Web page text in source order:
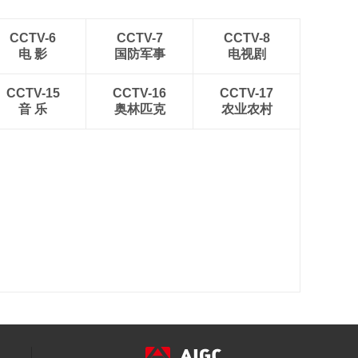
CCTV-6
电 影
CCTV-7
国防军事
CCTV-8
电视剧
CCTV-15
音 乐
CCTV-16
奥林匹克
CCTV-17
农业农村